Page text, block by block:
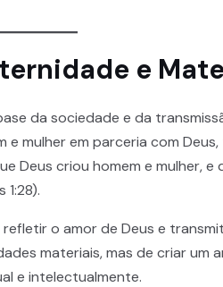
e
da sociedade e da
e mulher em parceria com
Deus criou homem e mulher,
o amor de Deus e
materiais, mas de criar um
e intelectualmente.